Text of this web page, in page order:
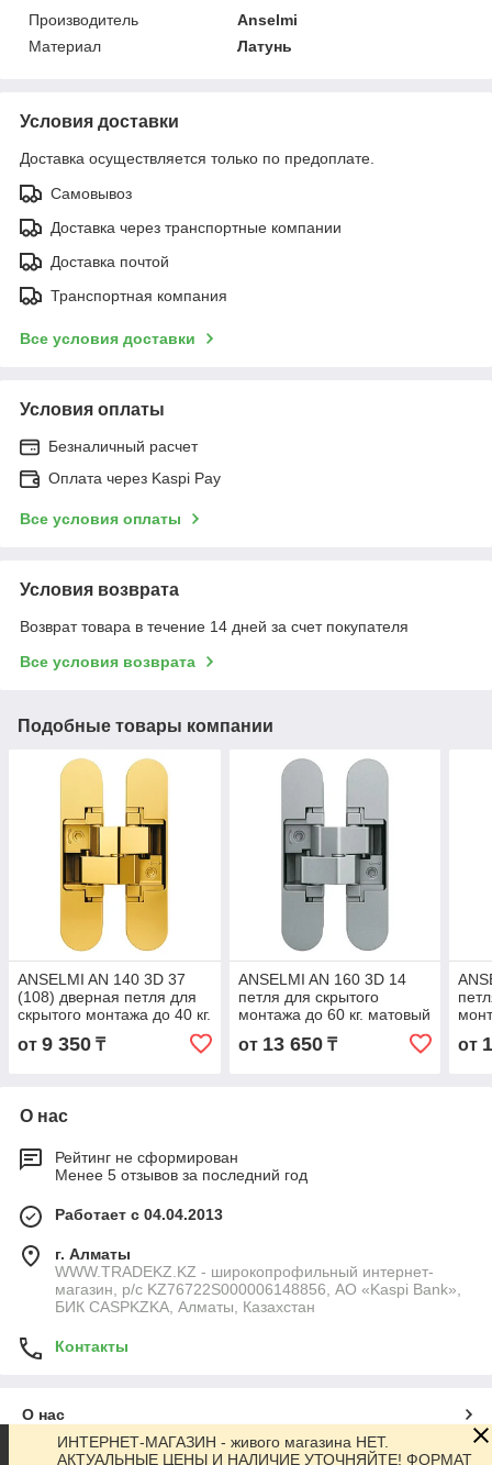
Производитель
Anselmi
Материал
Латунь
Условия доставки
Доставка осуществляется только по предоплате.
Самовывоз
Доставка через транспортные компании
Доставка почтой
Транспортная компания
Все условия доставки
Условия оплаты
Безналичный расчет
Оплата через Kaspi Pay
Все условия оплаты
Условия возврата
Возврат товара в течение 14 дней за счет покупателя
Все условия возврата
Подобные товары компании
ANSELMI AN 140 3D 37
(108) дверная петля для
скрытого монтажа до 40 кг.
от 9 350 ₸
ANSELMI AN 160 3D 14
петля для скрытого
монтажа до 60 кг. матовый
от 13 650₸ от
О нас
Рейтинг не сформирован
Менее 5 отзывов за последний год
Работает с 04.04.2013
г. Алматы
WWW.TRADEKZ.KZ - широкопрофильный интернет-
магазин, р/с KZ76722S000006148856, АО «Kaspi Bank»,
БИК CASPKZKA, Алматы, Казахстан
Контакты
О нас
ИНТЕРНЕТ-МАГАЗИН - живого магазина НЕТ.
АКТУАЛЬНЫЕ ЦЕНЫ И НАЛИЧИЕ УТОЧНЯЙТЕ! ФОРМАТ